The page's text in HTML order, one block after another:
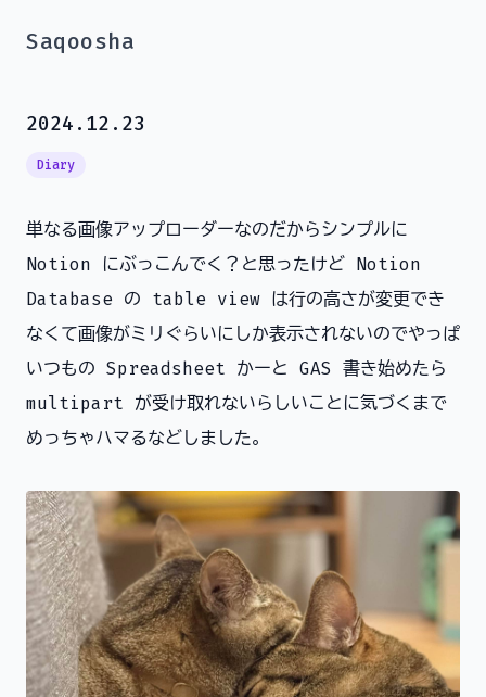
Saqoosha
2024.12.23
Diary
単なる画像アップローダーなのだからシンプルに
Notion にぶっこんでく？と思ったけど Notion
Database の table view は行の高さが変更でき
なくて画像がミリぐらいにしか表示されないのでやっぱ
いつもの Spreadsheet かーと GAS 書き始めたら
multipart が受け取れないらしいことに気づくまで
めっちゃハマるなどしました。